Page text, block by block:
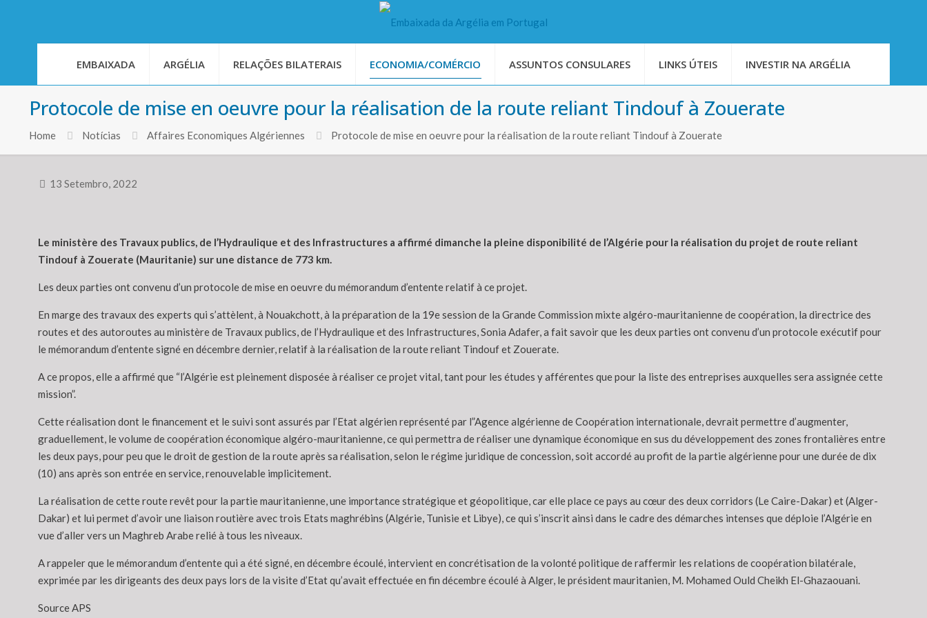
EMBAIXADA ARGÉLIA RELAÇÕES BILATERAIS ECONOMIA/COMÉRCIO ASSUNTOS CONSULARES LINKS ÚTEIS INVESTIR NA ARGÉLIA
Protocole de mise en oeuvre pour la réalisation de la route reliant Tindouf à Zouerate
Home Notícias Affaires Economiques Algériennes Protocole de mise en oeuvre pour la réalisation de la route reliant Tindouf à Zouerate
13 Setembro, 2022
Le ministère des Travaux publics, de l’Hydraulique et des Infrastructures a affirmé dimanche la pleine disponibilité de l’Algérie pour la réalisation du projet de route reliant
Tindouf à Zouerate (Mauritanie) sur une distance de 773 km.
Les deux parties ont convenu d’un protocole de mise en oeuvre du mémorandum d’entente relatif à ce projet.
En marge des travaux des experts qui s’attèlent, à Nouakchott, à la préparation de la 19e session de la Grande Commission mixte algéro-mauritanienne de coopération, la directrice des
routes et des autoroutes au ministère de Travaux publics, de l’Hydraulique et des Infrastructures, Sonia Adafer, a fait savoir que les deux parties ont convenu d’un protocole exécutif pour
le mémorandum d’entente signé en décembre dernier, relatif à la réalisation de la route reliant Tindouf et Zouerate.
A ce propos, elle a affirmé que “l’Algérie est pleinement disposée à réaliser ce projet vital, tant pour les études y afférentes que pour la liste des entreprises auxquelles sera assignée cette
mission”.
Cette réalisation dont le financement et le suivi sont assurés par l’Etat algérien représenté par l”Agence algérienne de Coopération internationale, devrait permettre d’augmenter,
graduellement, le volume de coopération économique algéro-mauritanienne, ce qui permettra de réaliser une dynamique économique en sus du développement des zones frontalières entre
les deux pays, pour peu que le droit de gestion de la route après sa réalisation, selon le régime juridique de concession, soit accordé au profit de la partie algérienne pour une durée de dix
(10) ans après son entrée en service, renouvelable implicitement.
La réalisation de cette route revêt pour la partie mauritanienne, une importance stratégique et géopolitique, car elle place ce pays au cœur des deux corridors (Le Caire-Dakar) et (Alger-
Dakar) et lui permet d’avoir une liaison routière avec trois Etats maghrébins (Algérie, Tunisie et Libye), ce qui s’inscrit ainsi dans le cadre des démarches intenses que déploie l’Algérie en
vue d’aller vers un Maghreb Arabe relié à tous les niveaux.
A rappeler que le mémorandum d’entente qui a été signé, en décembre écoulé, intervient en concrétisation de la volonté politique de raffermir les relations de coopération bilatérale,
exprimée par les dirigeants des deux pays lors de la visite d’Etat qu’avait effectuée en fin décembre écoulé à Alger, le président mauritanien, M. Mohamed Ould Cheikh El-Ghazaouani.
Source APS